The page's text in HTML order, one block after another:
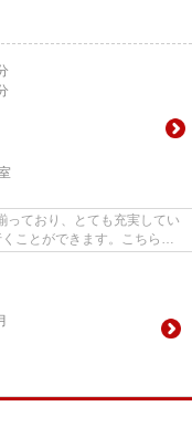
っており、とても充実してい
ことができます。こちらの